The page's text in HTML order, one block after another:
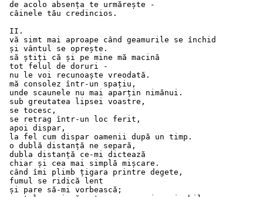
de acolo absența te urmărește -
câinele tău credincios.
II.
vă simt mai aproape când geamurile se închid
și vântul se oprește.
să știți că și pe mine mă macină
tot felul de doruri -
nu le voi recunoaște vreodată.
mă consolez într-un spațiu,
unde scaunele nu mai aparțin nimănui.
sub greutatea lipsei voastre,
se tocesc,
se retrag într-un loc ferit,
apoi dispar,
la fel cum dispar oamenii după un timp.
o dublă distanță ne separă,
dubla distanță ce-mi dictează
chiar și cea mai simplă mișcare.
când îmi plimb țigara printre degete,
fumul se ridică lent
și pare să-mi vorbească;